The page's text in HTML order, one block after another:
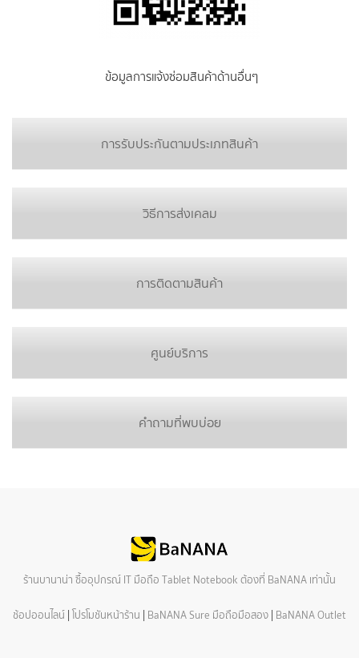
ข้อมูลการแจ้งซ่อมสินค้าด้านอื่นๆ
การรับประกันตามประเภทสินค้า
วิธีการส่งเคลม
การติดตามสินค้า
ศูนย์บริการ
คำถามที่พบบ่อย
ร้านบานาน่า ซื้ออุปกรณ์ IT มือถือ Tablet Notebook ต้องที่ BaNANA เท่านั้น
ช้อปออนไลน์ | โปรโมชันหน้าร้าน | BaNANA Sure มือถือมือสอง | BaNANA Outlet